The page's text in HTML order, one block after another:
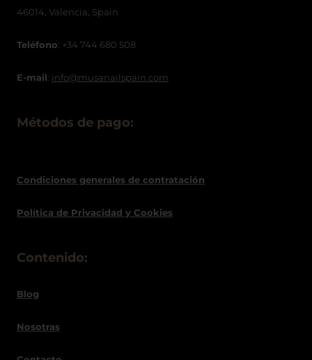
46014, Valencia, Spain
Teléfono: +34 744 680 508
E-mail: info@musanailspain.com
Métodos de pago:
Condiciones generales de contratación
Política de Privacidad y Cookies
Contenido:
Blog
Nosotras